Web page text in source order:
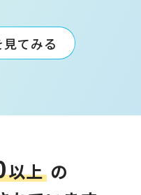
てみる
以上 の